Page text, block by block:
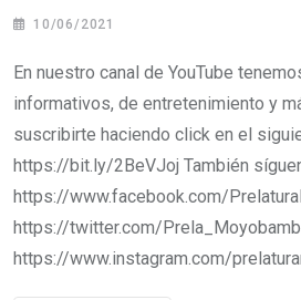
10/06/2021
En nuestro canal de YouTube
informativos, de entretenimiento y
suscribirte haciendo click en el
https://bit.ly/2BeVJoj También
https://www.facebook.com/
https://twitter.com/
https://www.instagram.com/